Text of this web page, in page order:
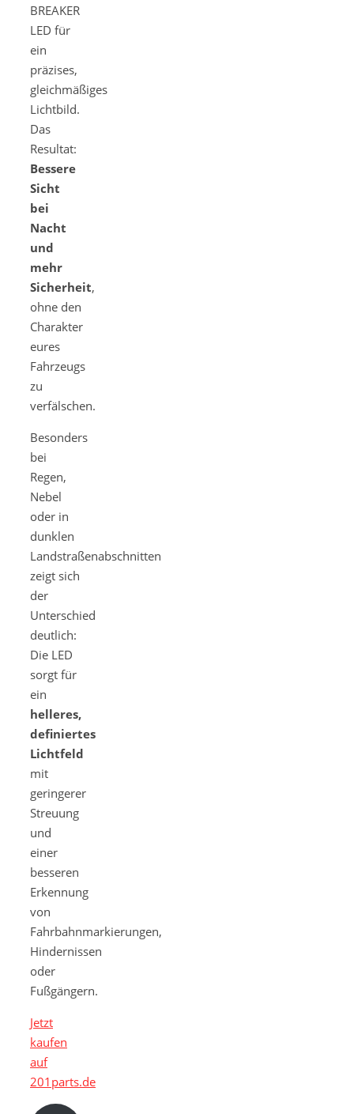
BREAKER
LED für
ein
präzises,
gleichmäßiges
Lichtbild.
Das
Resultat:
Bessere
Sicht
bei
Nacht
und
mehr
Sicherheit,
ohne den
Charakter
eures
Fahrzeugs
zu
verfälschen.
Besonders
bei
Regen,
Nebel
oder in
dunklen
Landstraßenabschnitten
zeigt sich
der
Unterschied
deutlich:
Die LED
sorgt für
ein
helleres,
definiertes
Lichtfeld
mit
geringerer
Streuung
und
einer
besseren
Erkennung
von
Fahrbahnmarkierungen,
Hindernissen
oder
Fußgängern.
Jetzt
kaufen
auf
201parts.de